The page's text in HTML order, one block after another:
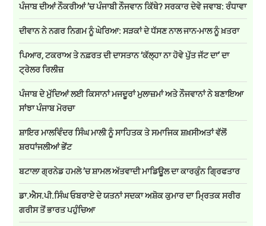
ਪੰਜਾਬ ਦੀਆਂ ਨੌਕਰੀਆਂ ’ਚ ਪੰਜਾਬੀ ਨੌਜਵਾਨ ਕਿੱਥੇ? ਸਰਕਾਰ ਦੇਵੇ ਜਵਾਬ: ਰੰਧਾਵਾ
ਦੀਵਾਨ ਨੇ ਨਗਰ ਨਿਗਮ ਨੂੰ ਘੇਰਿਆ: ਸੜਕਾਂ ਦੇ ਧੱਸਣ ਨਾਲ ਜਾਨ-ਮਾਲ ਨੂੰ ਖ਼ਤਰਾ
ਪਿਆਰ, ਟਕਰਾਅ ਤੇ ਨਫ਼ਰਤ ਦੀ ਦਾਸਤਾਨ ‘ਕੱਲ੍ਹਾ ਨਾ ਹੋਵੇ ਪੁੱਤ ਜੱਟ ਦਾ’ ਦਾ
ਟ੍ਰੇਲਰ ਰਿਲੀਜ਼
ਪੰਜਾਬ ਦੇ ਮੁੱਦਿਆਂ ਲਈ ਕਿਸਾਨਾਂ ਮਜਦੂਰਾਂ ਮੁਲਾਜ਼ਮਾਂ ਅਤੇ ਨੌਜਵਾਨਾਂ ਨੇ ਬਣਾਇਆ
ਸਾਂਝਾ ਪੰਜਾਬ ਮੋਰਚਾ
ਸ਼ਾਇਰ ਮਾਲਵਿੰਦਰ ਸਿੰਘ ਮਾਲੀ ਨੂੰ ਸਾਹਿਤਕ ਤੇ ਸਮਾਜਿਕ ਸ਼ਖ਼ਸੀਅਤਾਂ ਵੱਲੋਂ
ਸ਼ਰਧਾਂਜਲੀਆਂ ਭੇਂਟ
ਬਟਾਲਾ ਗ੍ਰਨੇਡ ਹਮਲੇ ’ਚ ਸ਼ਾਮਲ ਅੱਤਵਾਦੀ ਮਾਡਿਊਲ ਦਾ ਕਾਰਕੁੰਨ ਗ੍ਰਿਫਤਾਰ
ਡਾ.ਐਸ.ਪੀ.ਸਿੰਘ ਓਬਰਾਏ ਦੇ ਯਤਨਾਂ ਸਦਕਾ ਅਸ਼ੋਕ ਕੁਮਾਰ ਦਾ ਮ੍ਰਿਤਕ ਸਰੀਰ
ਗਰੀਸ ਤੋਂ ਭਾਰਤ ਪਹੁੰਚਿਆ